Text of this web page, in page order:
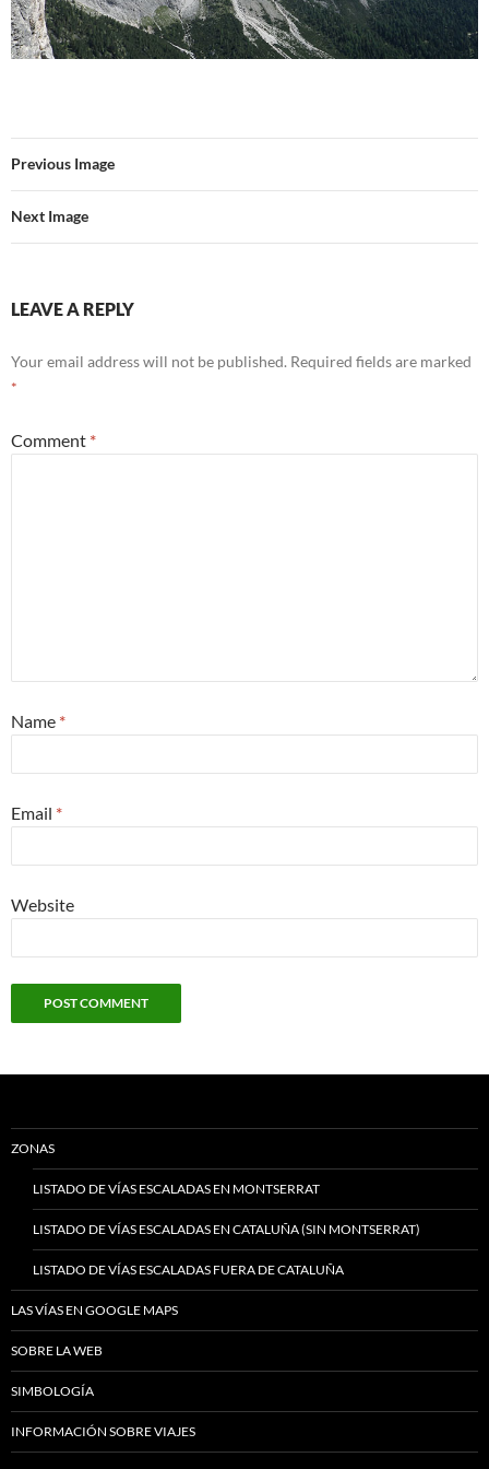
Previous Image
Next Image
LEAVE A REPLY
Your email address will not be published. Required fields are marked
*
Comment *
Name *
Email *
Website
ZONAS
LISTADO DE VÍAS ESCALADAS EN MONTSERRAT
LISTADO DE VÍAS ESCALADAS EN CATALUÑA (SIN MONTSERRAT)
LISTADO DE VÍAS ESCALADAS FUERA DE CATALUÑA
LAS VÍAS EN GOOGLE MAPS
SOBRE LA WEB
SIMBOLOGÍA
INFORMACIÓN SOBRE VIAJES